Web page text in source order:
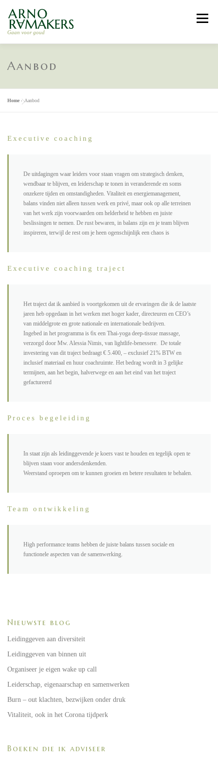
content
Gaan voor goud
Menu
HOME
RELATIE COACHING
WERKWIJZE CONTACT
Aanbod
Home »Aanbod
Executive coaching
De uitdagingen waar leiders voor staan vragen om strategisch denken,
wendbaar te blijven, en leiderschap te tonen in veranderende en soms
onzekere tijden en omstandigheden. Vitaliteit en energiemanagement,
balans vinden niet alleen tussen werk en privé, maar ook op alle terreinen
van het werk zijn voorwaarden om helderheid te hebben en juiste
beslissingen te nemen. De rust bewaren, in balans zijn en je team blijven
inspireren, terwijl de rest om je heen ogenschijnlijk een chaos is
Executive coaching traject
Het traject dat ik aanbied is voortgekomen uit de ervaringen die ik de laatste
jaren heb opgedaan in het werken met hoger kader, directeuren en CEO’s
van middelgrote en grote nationale en internationale bedrijven.
Ingebed in het programma is 6x een Thai-yoga deep-tissue massage,
verzorgd door Mw. Alessia Nimis, van lightlife-benessere. De totale
investering van dit traject bedraagt € 5.400, – exclusief 21% BTW en
inclusief materiaal en huur coachruimte. Het bedrag wordt in 3 gelijke
termijnen, aan het begin, halverwege en aan het eind van het traject
gefactureerd
Proces begeleiding
In staat zijn als leidinggevende je koers vast te houden en tegelijk open te
blijven staan voor andersdenkenden.
Weerstand oproepen om te kunnen groeien en betere resultaten te behalen.
Team ontwikkeling
High performance teams hebben de juiste balans tussen sociale en
functionele aspecten van de samenwerking.
Nieuwste blog
Leidinggeven aan diversiteit
Leidinggeven van binnen uit
Organiseer je eigen wake up call
Leiderschap, eigenaarschap en samenwerken
Burn – out klachten, bezwijken onder druk
Vitaliteit, ook in het Corona tijdperk
Boeken die ik adviseer